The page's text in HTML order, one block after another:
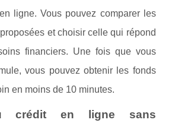
ligne. Vous pouvez comparer les
et choisir celle qui répond
financiers. Une fois que vous
vous pouvez obtenir les fonds
en moins de 10 minutes.
crédit en ligne sans